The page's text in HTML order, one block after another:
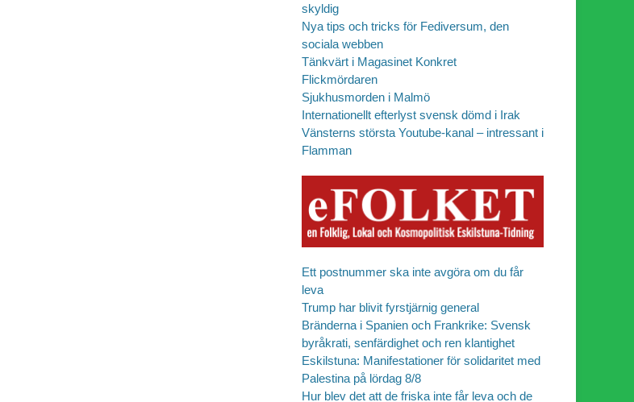
skyldig
Nya tips och tricks för Fediversum, den
sociala webben
Tänkvärt i Magasinet Konkret
Flickmördaren
Sjukhusmorden i Malmö
Internationellt efterlyst svensk dömd i Irak
Vänsterns största Youtube-kanal – intressant i
Flamman
Ett postnummer ska inte avgöra om du får
leva
Trump har blivit fyrstjärnig general
Bränderna i Spanien och Frankrike: Svensk
byråkrati, senfärdighet och ren klantighet
Eskilstuna: Manifestationer för solidaritet med
Palestina på lördag 8/8
Hur blev det att de friska inte får leva och de